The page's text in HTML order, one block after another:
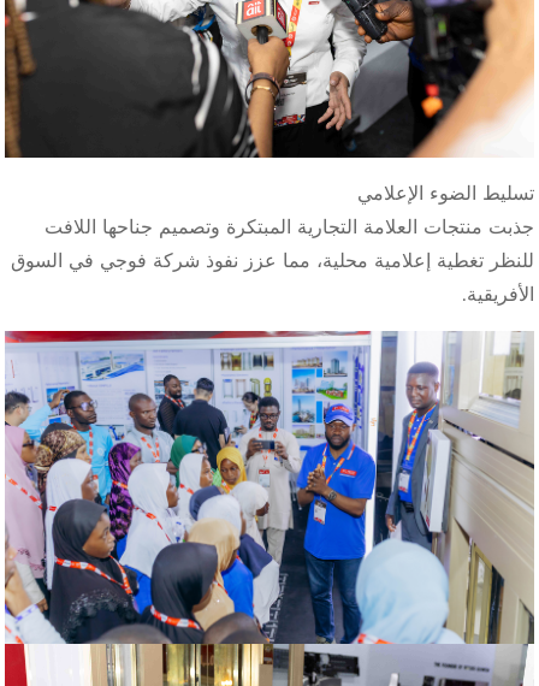
تسليط الضوء الإعلامي
جذبت منتجات العلامة التجارية المبتكرة وتصميم جناحها اللافت
للنظر تغطية إعلامية محلية، مما عزز نفوذ شركة فوجي في السوق
الأفريقية.